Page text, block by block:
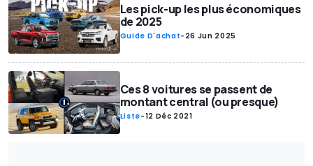
Les pick-up les plus économiques
de 2025
Guide D'achat- 26 Jun 2025
Ces 8 voitures se passent de
montant central (ou presque)
Liste-12 Déc 2021